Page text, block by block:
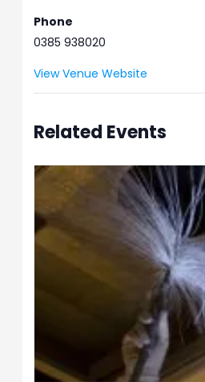
Phone
0385 938020
View Venue Website
Related Events